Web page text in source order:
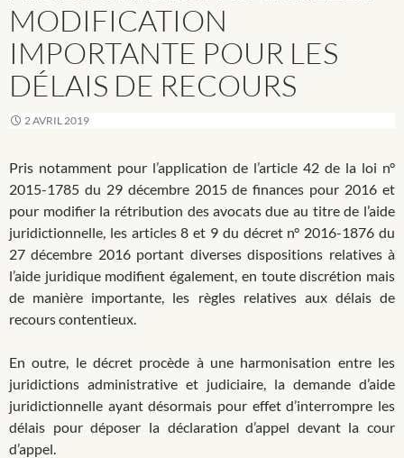
MODIFICATION
IMPORTANTE POUR LES
DÉLAIS DE RECOURS
2 AVRIL 2019
Pris notamment pour l’application de l’article 42 de la loi n°
2015-1785 du 29 décembre 2015 de finances pour 2016 et
pour modifier la rétribution des avocats due au titre de l’aide
juridictionnelle, les articles 8 et 9 du décret n° 2016-1876 du
27 décembre 2016 portant diverses dispositions relatives à
l’aide juridique modifient également, en toute discrétion mais
de manière importante, les règles relatives aux délais de
recours contentieux.
En outre, le décret procède à une harmonisation entre les
juridictions administrative et judiciaire, la demande d’aide
juridictionnelle ayant désormais pour effet d’interrompre les
délais pour déposer la déclaration d’appel devant la cour
d’appel.